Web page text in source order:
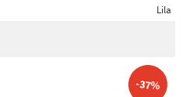
Lila
-37%